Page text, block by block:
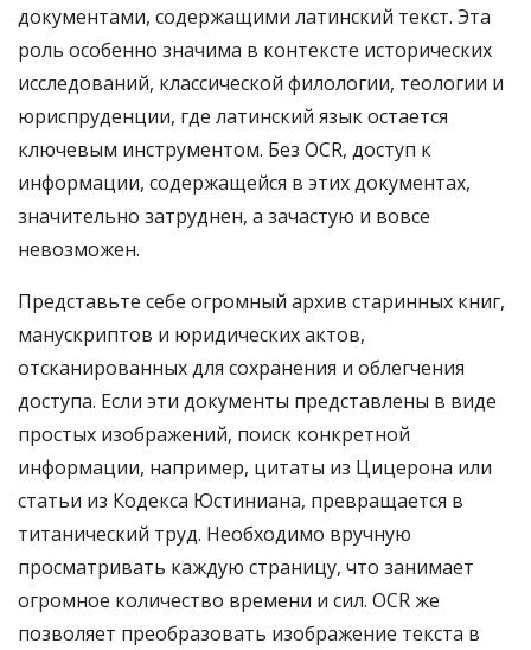
документами, содержащими латинский текст. Эта
роль особенно значима в контексте исторических
исследований, классической филологии, теологии и
юриспруденции, где латинский язык остается
ключевым инструментом. Без OCR, доступ к
информации, содержащейся в этих документах,
значительно затруднен, а зачастую и вовсе
невозможен.
Представьте себе огромный архив старинных книг,
манускриптов и юридических актов,
отсканированных для сохранения и облегчения
доступа. Если эти документы представлены в виде
простых изображений, поиск конкретной
информации, например, цитаты из Цицерона или
статьи из Кодекса Юстиниана, превращается в
титанический труд. Необходимо вручную
просматривать каждую страницу, что занимает
огромное количество времени и сил. OCR же
позволяет преобразовать изображение текста в